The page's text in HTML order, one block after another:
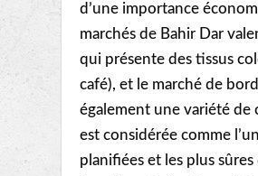
d’une importance
marchés de Bahir Dar
qui présente des tissus
café), et le marché de
également une variété de
est considérée comme
planifiées et les plus